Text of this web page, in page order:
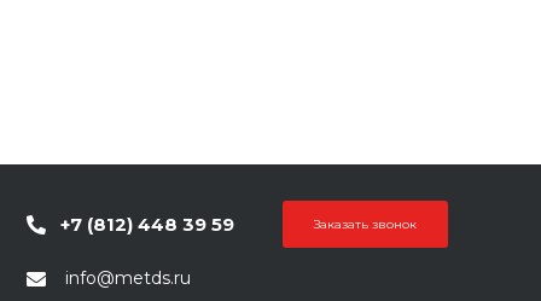
+7 (812) 448 39 59 Заказать звонок
info@metds.ru